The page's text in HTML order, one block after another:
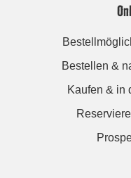
Bestellen &
Kaufen & in